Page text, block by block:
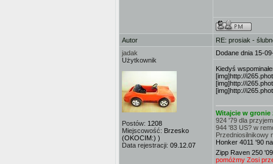
Autor
RE: prosiak -
jadak
Użytkownik
Postów: 1208
Miejscowość: Brzesko
(OKOCIM:) )
Data rejestracji: 09.12.07
Dodane dnia 15-
Kiedyś
[img]http://
[img]http://
[img]http://
Witajcie w
924 '79 dla
944 '83 US? w
Przedniosilnikowy
Honker 4011 '90
Zipp Raven 250
pomóżmy Zosi